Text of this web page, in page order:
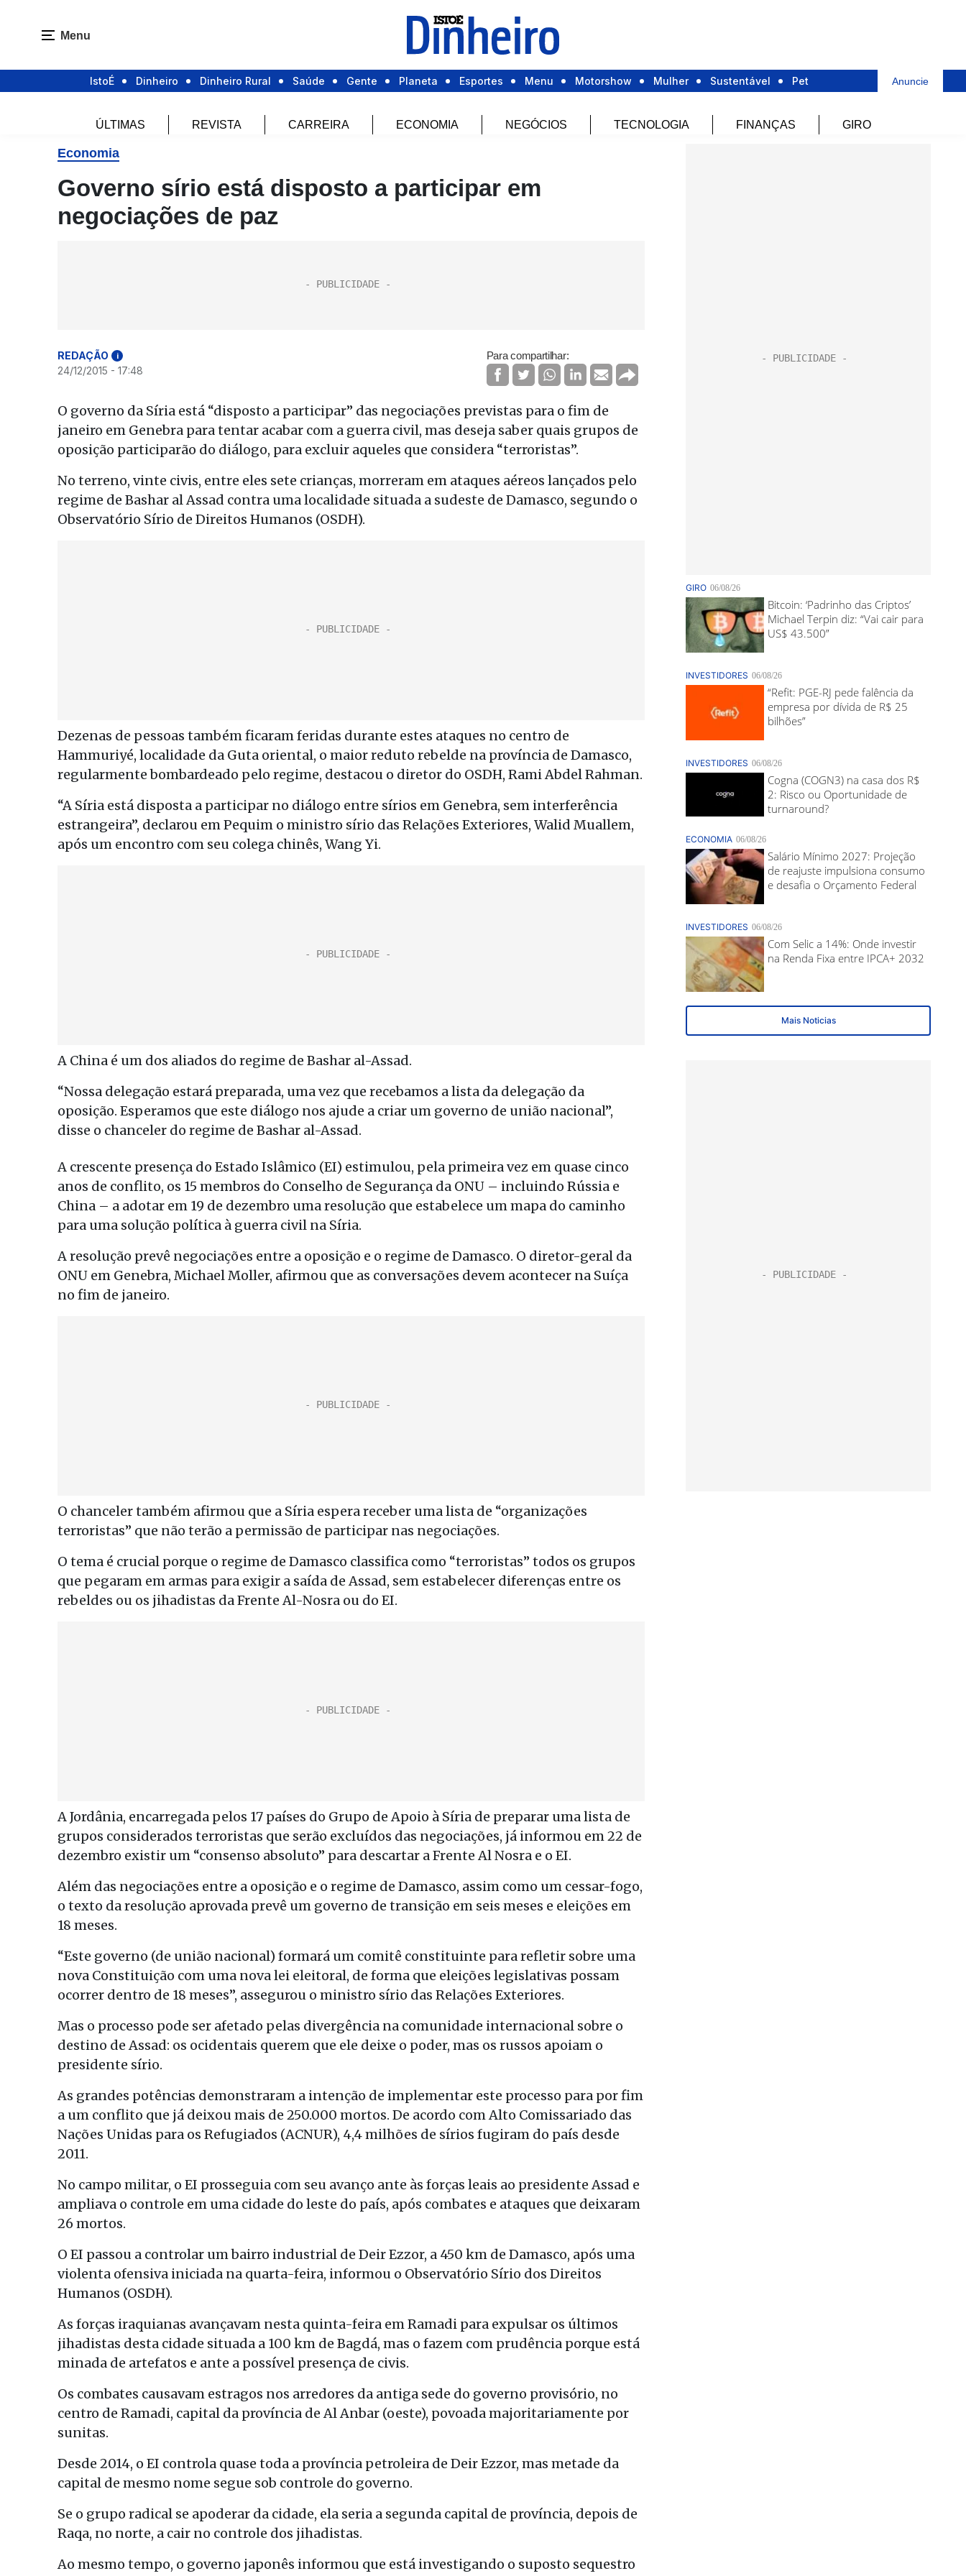
Menu
IstoÉ Dinheiro Dinheiro Rural Saúde Gente Planeta Esportes Menu Motorshow Mulher Sustentável Pet Anuncie
ÚLTIMAS REVISTA CARREIRA ECONOMIA NEGÓCIOS TECNOLOGIA FINANÇAS GIRO
Economia
Governo sírio está disposto a participar em
negociações de paz
REDAÇÃO i
24/12/2015 - 17:48
Para compartilhar:
O governo da Síria está “disposto a participar” das negociações previstas para o fim de
janeiro em Genebra para tentar acabar com a guerra civil, mas deseja saber quais grupos de
oposição participarão do diálogo, para excluir aqueles que considera “terroristas”.
No terreno, vinte civis, entre eles sete crianças, morreram em ataques aéreos lançados pelo
regime de Bashar al Assad contra uma localidade situada a sudeste de Damasco, segundo o
Observatório Sírio de Direitos Humanos (OSDH).
Dezenas de pessoas também ficaram feridas durante estes ataques no centro de
Hammuriyé, localidade da Guta oriental, o maior reduto rebelde na província de Damasco,
regularmente bombardeado pelo regime, destacou o diretor do OSDH, Rami Abdel Rahman.
“A Síria está disposta a participar no diálogo entre sírios em Genebra, sem interferência
estrangeira”, declarou em Pequim o ministro sírio das Relações Exteriores, Walid Muallem,
após um encontro com seu colega chinês, Wang Yi.
A China é um dos aliados do regime de Bashar al-Assad.
“Nossa delegação estará preparada, uma vez que recebamos a lista da delegação da
oposição. Esperamos que este diálogo nos ajude a criar um governo de união nacional”,
disse o chanceler do regime de Bashar al-Assad.
A crescente presença do Estado Islâmico (EI) estimulou, pela primeira vez em quase cinco
anos de conflito, os 15 membros do Conselho de Segurança da ONU – incluindo Rússia e
China – a adotar em 19 de dezembro uma resolução que estabelece um mapa do caminho
para uma solução política à guerra civil na Síria.
A resolução prevê negociações entre a oposição e o regime de Damasco. O diretor-geral da
ONU em Genebra, Michael Moller, afirmou que as conversações devem acontecer na Suíça
no fim de janeiro.
O chanceler também afirmou que a Síria espera receber uma lista de “organizações
terroristas” que não terão a permissão de participar nas negociações.
O tema é crucial porque o regime de Damasco classifica como “terroristas” todos os grupos
que pegaram em armas para exigir a saída de Assad, sem estabelecer diferenças entre os
rebeldes ou os jihadistas da Frente Al-Nosra ou do EI.
A Jordânia, encarregada pelos 17 países do Grupo de Apoio à Síria de preparar uma lista de
grupos considerados terroristas que serão excluídos das negociações, já informou em 22 de
dezembro existir um “consenso absoluto” para descartar a Frente Al Nosra e o EI.
Além das negociações entre a oposição e o regime de Damasco, assim como um cessar-fogo,
o texto da resolução aprovada prevê um governo de transição em seis meses e eleições em
18 meses.
“Este governo (de união nacional) formará um comitê constituinte para refletir sobre uma
nova Constituição com uma nova lei eleitoral, de forma que eleições legislativas possam
ocorrer dentro de 18 meses”, assegurou o ministro sírio das Relações Exteriores.
Mas o processo pode ser afetado pelas divergência na comunidade internacional sobre o
destino de Assad: os ocidentais querem que ele deixe o poder, mas os russos apoiam o
presidente sírio.
As grandes potências demonstraram a intenção de implementar este processo para por fim
a um conflito que já deixou mais de 250.000 mortos. De acordo com Alto Comissariado das
Nações Unidas para os Refugiados (ACNUR), 4,4 milhões de sírios fugiram do país desde
2011.
No campo militar, o EI prosseguia com seu avanço ante às forças leais ao presidente Assad e
ampliava o controle em uma cidade do leste do país, após combates e ataques que deixaram
26 mortos.
O EI passou a controlar um bairro industrial de Deir Ezzor, a 450 km de Damasco, após uma
violenta ofensiva iniciada na quarta-feira, informou o Observatório Sírio dos Direitos
Humanos (OSDH).
As forças iraquianas avançavam nesta quinta-feira em Ramadi para expulsar os últimos
jihadistas desta cidade situada a 100 km de Bagdá, mas o fazem com prudência porque está
minada de artefatos e ante a possível presença de civis.
Os combates causavam estragos nos arredores da antiga sede do governo provisório, no
centro de Ramadi, capital da província de Al Anbar (oeste), povoada majoritariamente por
sunitas.
Desde 2014, o EI controla quase toda a província petroleira de Deir Ezzor, mas metade da
capital de mesmo nome segue sob controle do governo.
Se o grupo radical se apoderar da cidade, ela seria a segunda capital de província, depois de
Raqa, no norte, a cair no controle dos jihadistas.
Ao mesmo tempo, o governo japonês informou que está investigando o suposto sequestro